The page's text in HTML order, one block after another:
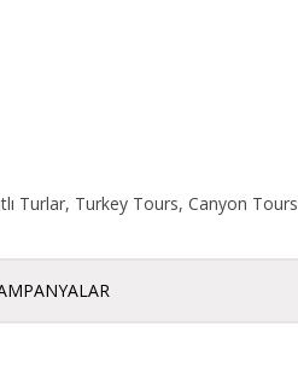
Turlar, Turkey Tours, Canyon Tours